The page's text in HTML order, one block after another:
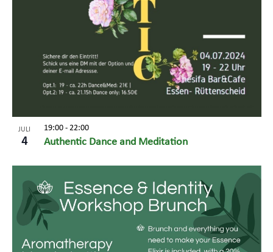
JULI
4 Authentic Dance and Meditation
19:00 - 22:00